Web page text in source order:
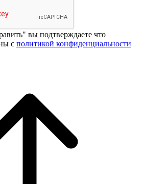
вы подтверждаете что
с политикой конфиденциальности